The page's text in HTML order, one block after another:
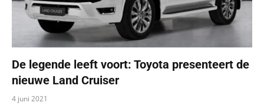
De legende leeft voort: Toyota presenteert de
nieuwe Land Cruiser
4 juni 2021